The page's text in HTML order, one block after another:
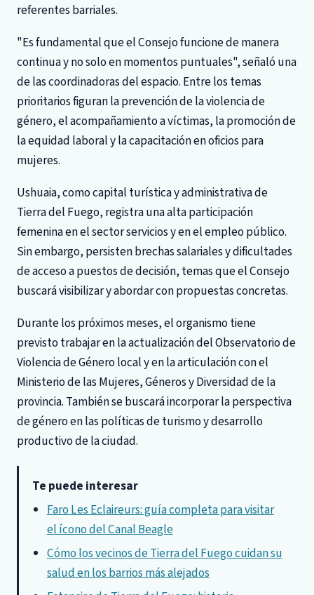
referentes barriales.
"Es fundamental que el Consejo funcione de manera
continua y no solo en momentos puntuales", señaló una
de las coordinadoras del espacio. Entre los temas
prioritarios figuran la prevención de la violencia de
género, el acompañamiento a víctimas, la promoción de
la equidad laboral y la capacitación en oficios para
mujeres.
Ushuaia, como capital turística y administrativa de
Tierra del Fuego, registra una alta participación
femenina en el sector servicios y en el empleo público.
Sin embargo, persisten brechas salariales y dificultades
de acceso a puestos de decisión, temas que el Consejo
buscará visibilizar y abordar con propuestas concretas.
Durante los próximos meses, el organismo tiene
previsto trabajar en la actualización del Observatorio de
Violencia de Género local y en la articulación con el
Ministerio de las Mujeres, Géneros y Diversidad de la
provincia. También se buscará incorporar la perspectiva
de género en las políticas de turismo y desarrollo
productivo de la ciudad.
Te puede interesar
Faro Les Eclaireurs: guía completa para visitar
el ícono del Canal Beagle
Cómo los vecinos de Tierra del Fuego cuidan su
salud en los barrios más alejados